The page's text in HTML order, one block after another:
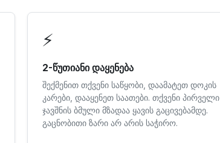
⚡
2-წუთიანი დაყენება
შექმენით თქვენი საწყობი, დაამატეთ დოკის
კარები, დააყენეთ საათები. თქვენი პირველი
ჯავშნის ბმული მზადაა ყავის გაცივებამდე.
გაცნობითი ზარი არ არის საჭირო.